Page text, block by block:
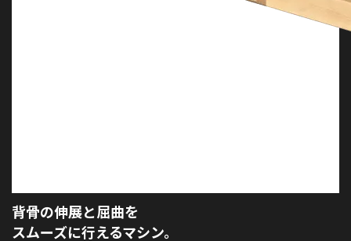
背骨の伸展と屈曲を
スムーズに行えるマシン。